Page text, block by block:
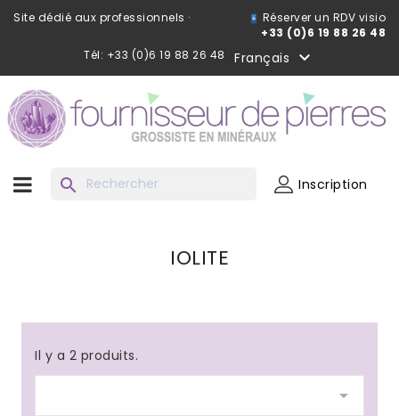
Site dédié aux professionnels ·
Réserver un RDV visio
+33 (0)6 19 88 26 48
Tél: +33 (0)6 19 88 26 48
Français 
search Inscription
IOLITE
Il y a 2 produits.
